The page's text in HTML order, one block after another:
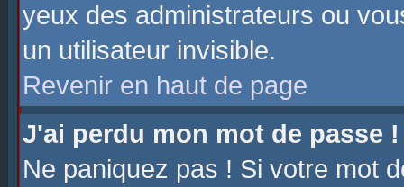
yeux des administrateurs ou
un utilisateur invisible.
Revenir en haut de page
J'ai perdu mon mot de passe !
Ne paniquez pas ! Si votre